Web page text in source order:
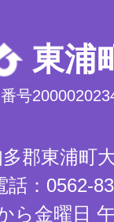
東浦
号
郡東浦町
話：0562-
ら金曜日